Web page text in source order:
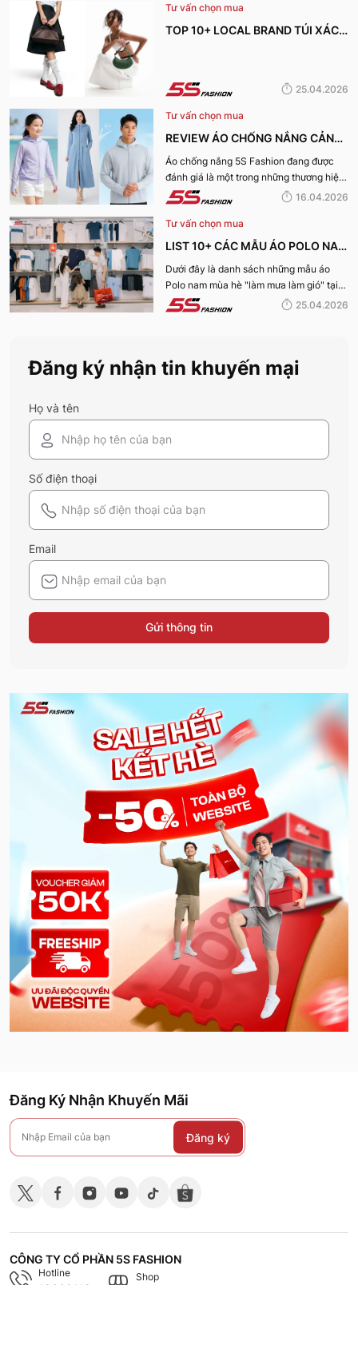
được nhiều đánh giá tích cực nhất hiện
nay.
Tư vấn chọn mua
TOP 10+ LOCAL BRAND TÚI XÁCH
25.04.2026
Tư vấn chọn mua
REVIEW ÁO CHỐNG NẮNG CẢN
TIA UV, CHỐNG NẮNG TỐT NHẤT
CỦA 5S FASHION 2026
Áo chống nắng 5S Fashion đang được
đánh giá là một trong những thương hiệu
áo đáng mua hàng đầu hiện nay. Vậy
mẫu áo này có gì? Vì sao lại được đánh
giá tích cực đến vậy? Cùng đi hết bài
viết nhé!
16.04.2026
Tư vấn chọn mua
LIST 10+ CÁC MẪU ÁO POLO NAM
MÙA HÈ BÁN CHẠY NHẤT CỦA 5S
FASHION 2026
Dưới đây là danh sách những mẫu áo
Polo nam mùa hè "làm mưa làm gió" tại
hệ thống 5S Fashion mà bất kỳ quý ông
nào cũng nên sở hữu trong tủ đồ mùa hè
25.04.2026
Đăng ký nhận tin khuyến mại
Họ và tên
Số điện thoại
Email
Gửi thông tin
Đăng Ký Nhận Khuyến Mãi
Đăng ký
CÔNG TY CỔ PHẦN 5S FASHION
Hotline
18008118
Shop